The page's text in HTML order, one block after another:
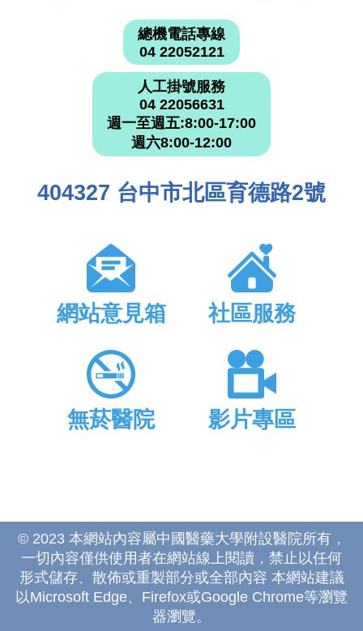
總機電話專線
04 22052121
人工掛號服務
04 22056631
週一至週五:8:00-17:00
週六8:00-12:00
404327 台中市北區育德路2號
網站意見箱 社區服務
無菸醫院 影片專區
© 2023 本網站內容屬中國醫藥大學附設醫院所有，
一切內容僅供使用者在網站線上閱讀，禁止以任何
形式儲存、散佈或重製部分或全部內容 本網站建議
以Microsoft Edge、Firefox或Google Chrome等瀏覽
器瀏覽。